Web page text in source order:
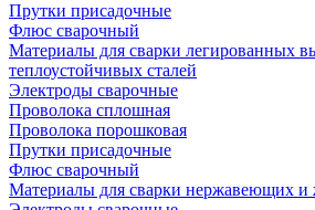
Прутки присадочные
Флюс сварочный
Материалы для сварки легированных
теплоустойчивых сталей
Электроды сварочные
Проволока сплошная
Проволока порошковая
Прутки присадочные
Флюс сварочный
Материалы для сварки нержавеющих и